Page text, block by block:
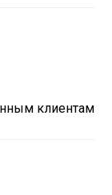
клиентам